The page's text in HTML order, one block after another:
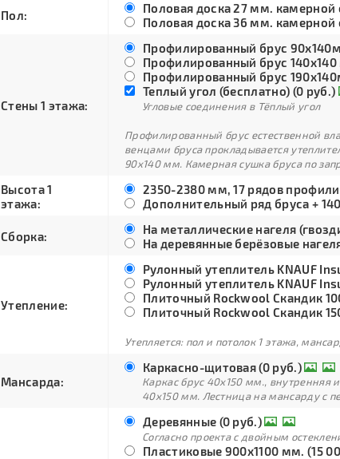
Пол:
Половая доска 27 мм. камерной
Половая доска 36 мм. камерной
Стены 1 этажа:
Профилированный брус
Профилированный брус
Профилированный брус
Теплый угол (бесплатно) (0 руб.)
Угловые соединения в Тёплый угол
Профилированный брус естественной
венцами бруса прокладывается
90х140 мм. Камерная сушка бруса по
Высота 1
этажа:
2350-2380 мм, 17 рядов
Дополнительный ряд бруса +
Сборка:
На металлические нагеля
На деревянные берёзовые
Утепление:
Рулонный утеплитель KNAUF
Рулонный утеплитель KNAUF
Плиточный Rockwool Скандик
Плиточный Rockwool Скандик
Утепляется: пол и потолок 1 этажа,
Мансарда:
Каркасно-щитовая (0 руб.)
Каркас брус 40х150 мм., внутренняя
40х150 мм. Лестница на мансарду с
Деревянные (0 руб.)
Согласно проекта с двойным
Пластиковые 900х1100 мм. (15